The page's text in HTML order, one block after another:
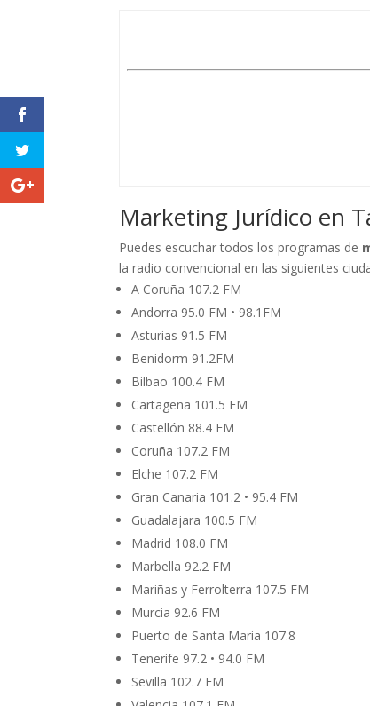
Marketing Jurídico en
Puedes escuchar todos los programas de
la radio convencional en las siguientes
A Coruña 107.2 FM
Andorra 95.0 FM • 98.1FM
Asturias 91.5 FM
Benidorm 91.2FM
Bilbao 100.4 FM
Cartagena 101.5 FM
Castellón 88.4 FM
Coruña 107.2 FM
Elche 107.2 FM
Gran Canaria 101.2 • 95.4 FM
Guadalajara 100.5 FM
Madrid 108.0 FM
Marbella 92.2 FM
Mariñas y Ferrolterra 107.5 FM
Murcia 92.6 FM
Puerto de Santa Maria 107.8
Tenerife 97.2 • 94.0 FM
Sevilla 102.7 FM